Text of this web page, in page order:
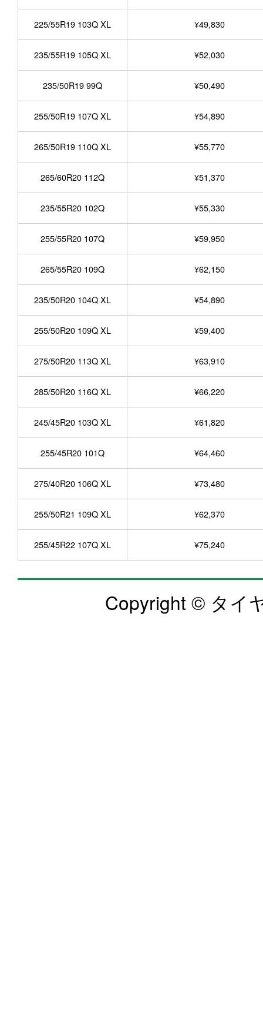
225/55R19 103Q XL ¥49,830
235/55R19 105Q XL ¥52,030
235/50R19 99Q ¥50,490
255/50R19 107Q XL ¥54,890
265/50R19 110Q XL ¥55,770
265/60R20 112Q ¥51,370
235/55R20 102Q ¥55,330
255/55R20 107Q ¥59,950
265/55R20 109Q ¥62,150
235/50R20 104Q XL ¥54,890
255/50R20 109Q XL ¥59,400
275/50R20 113Q XL ¥63,910
285/50R20 116Q XL ¥66,220
245/45R20 103Q XL ¥61,820
255/45R20 101Q ¥64,460
275/40R20 106Q XL ¥73,480
255/50R21 109Q XL ¥62,370
255/45R22 107Q XL ¥75,240
Copyright © タイ